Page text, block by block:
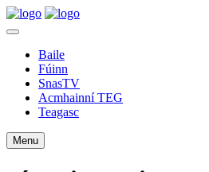
Baile
Fúinn
SnasTV
Acmhainní TEG
Teagasc
Menu